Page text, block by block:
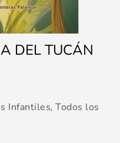
DEL TUCÁN
Infantiles,Todos los